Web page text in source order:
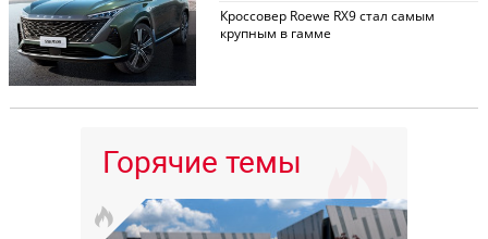
Кроссовер Roewe RX9 стал самым
крупным в гамме
Горячие темы